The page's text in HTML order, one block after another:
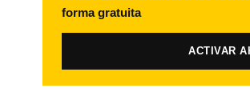
forma gratuita
ACTIVAR